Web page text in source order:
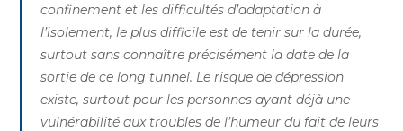
confinement et les difficultés d’adaptation à
l’isolement, le plus difficile est de tenir sur la durée,
surtout sans connaître précisément la date de la
sortie de ce long tunnel. Le risque de dépression
existe, surtout pour les personnes ayant déjà une
vulnérabilité aux troubles de l’humeur du fait de leurs